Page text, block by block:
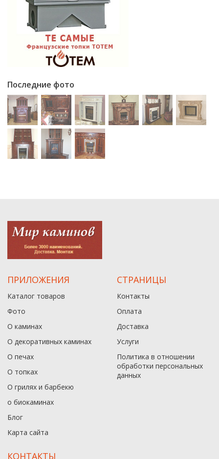
Последние фото
ПРИЛОЖЕНИЯ
Каталог товаров
Фото
О каминах
О декоративных каминах
О печах
О топках
О грилях и барбекю
о биокаминах
Блог
Карта сайта
СТРАНИЦЫ
Контакты
Оплата
Доставка
Услуги
Политика в отношении
обработки персональных
данныx
КОНТАКТЫ